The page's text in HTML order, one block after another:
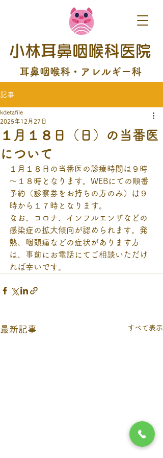
小林耳鼻咽喉科医院
耳鼻咽喉科・アレルギー科
記事
１月１８日（日）の当番医
について
kdetafile
2025年12月27日
１月１８日の当番医の診療時間は９時
～１８時となります。WEBにての順番
予約（診察券をお持ちの方のみ）は９
時から１７時となります。
なお、コロナ、インフルエンザなどの
感染症の拡大傾向が認められます。発
熱、咽頭痛などの症状があります方
は、事前にお電話にてご相談いただけ
れば幸いです。
最新記事 すべて表示